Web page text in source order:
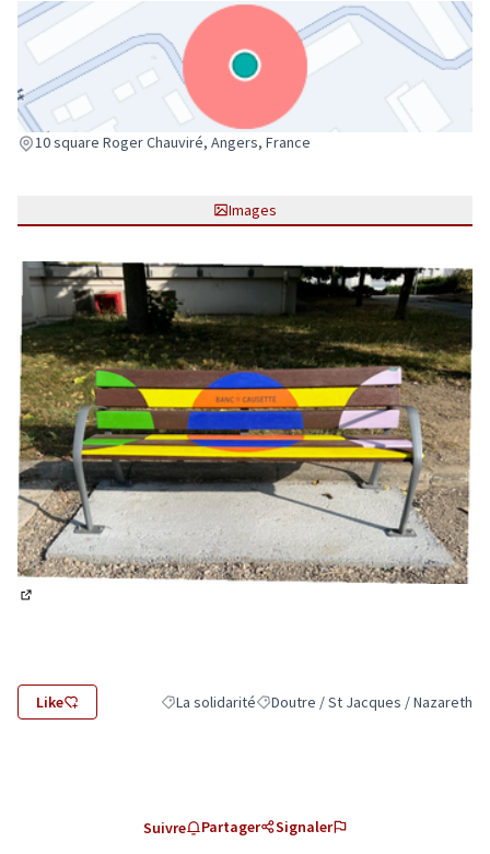
10 square Roger Chauviré, Angers, France
(Lien externe)
Images
Like Filtrer les résultats de la catégorie : La solidarité
La solidaritéFiltrer les résultats pour le secteur
Doutre / St Jacques / Nazareth
Suivre Partager Signaler